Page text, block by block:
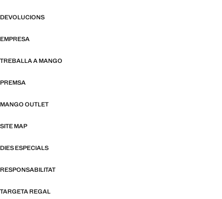
DEVOLUCIONS
EMPRESA
TREBALLA A MANGO
PREMSA
MANGO OUTLET
SITE MAP
DIES ESPECIALS
RESPONSABILITAT
TARGETA REGAL